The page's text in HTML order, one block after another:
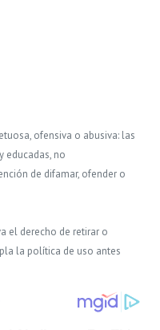
ofensiva o abusiva: las
educadas, no
de difamar, ofender o
el derecho de retirar o
la política de uso antes